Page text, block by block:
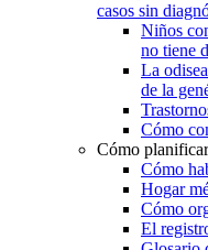
casos sin
Niños
no tiene
La
de la
Cómo
Cómo
Cómo
Hogar
Cómo
El